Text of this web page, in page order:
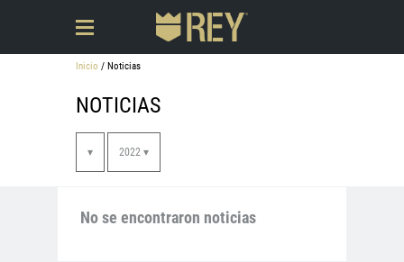
Inicio / Noticias
NOTICIAS
▾ 2022 ▾
No se encontraron noticias